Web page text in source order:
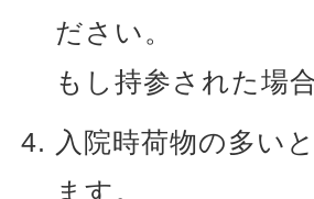
ださい。
もし持参された場
入院時荷物の多い
ます。